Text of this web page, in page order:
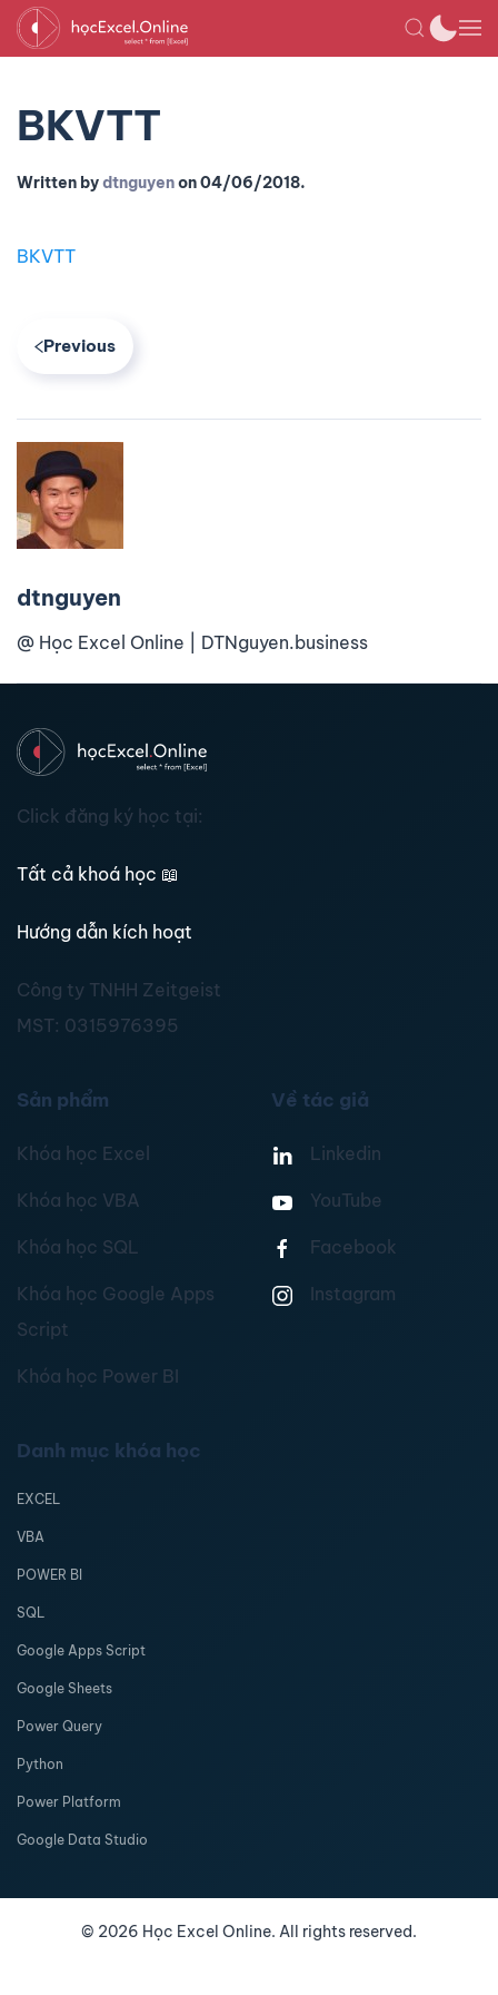
BKVTT
Written bydtnguyenon04/06/2018.
BKVTT
Previous
dtnguyen
@ Học Excel Online | DTNguyen.business
Click đăng ký học tại:
Tất cả khoá học 📖
Hướng dẫn kích hoạt
Công ty TNHH Zeitgeist
MST: 0315976395
Sản phẩm
Khóa học Excel
Khóa học VBA
Khóa học SQL
Khóa học Google Apps
Script
Khóa học Power BI
Về tác giả
Linkedin
YouTube
Facebook
Instagram
Danh mục khóa học
EXCEL
VBA
POWER BI
SQL
Google Apps Script
Google Sheets
Power Query
Python
Power Platform
Google Data Studio
© 2026 Học Excel Online. All rights reserved.